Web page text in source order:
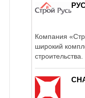
Компания
широкий
строительства.